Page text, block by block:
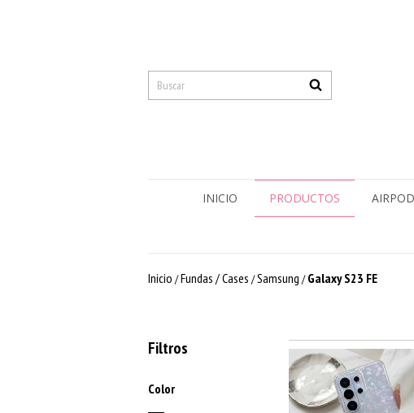
INICIO PRODUCTOS
Inicio /Fundas / Cases /Samsung / Galaxy S23 FE
Filtros
Color